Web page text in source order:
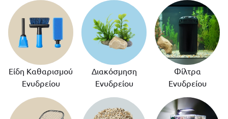
Είδη Καθαρισμού
Ενυδρείου
Διακόσμηση
Ενυδρείου
Φίλτρα
Ενυδρείου